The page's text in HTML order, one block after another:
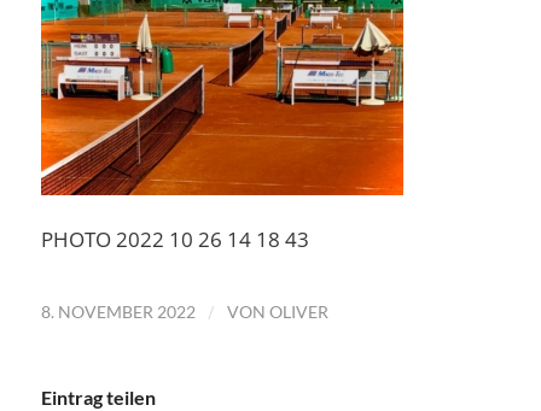
PHOTO 2022 10 26 14 18 43
8. NOVEMBER 2022 / VON OLIVER
Eintrag teilen